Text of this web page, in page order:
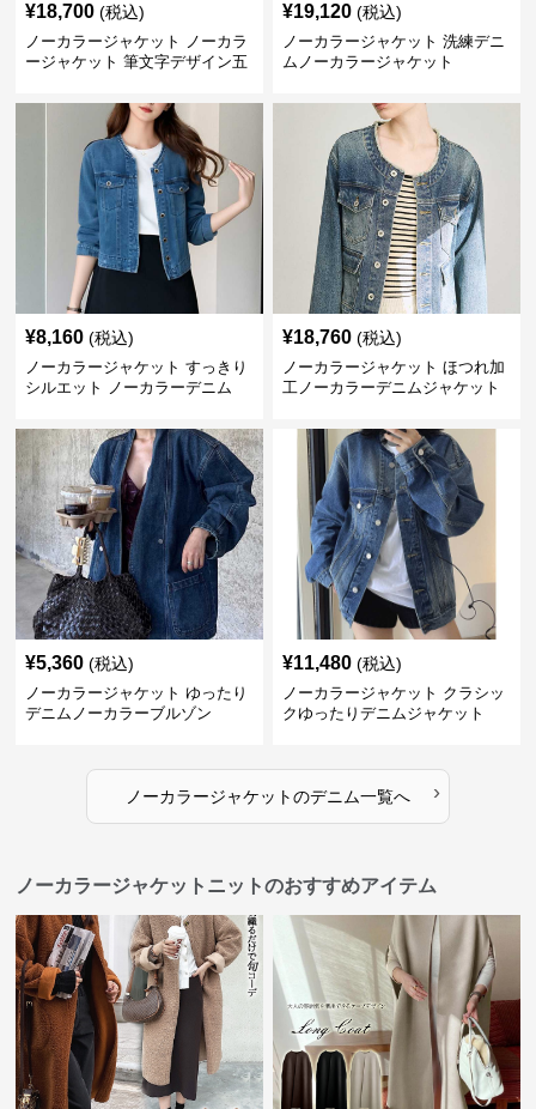
¥18,700 (税込)
ノーカラージャケット ノーカラ
ージャケット 筆文字デザイン五
¥19,120 (税込)
ノーカラージャケット 洗練デニ
ムノーカラージャケット
¥8,160 (税込)
ノーカラージャケット すっきり
シルエット ノーカラーデニム
¥18,760 (税込)
ノーカラージャケット ほつれ加
工ノーカラーデニムジャケット
¥5,360 (税込)
ノーカラージャケット ゆったり
デニムノーカラーブルゾン
¥11,480 (税込)
ノーカラージャケット クラシッ
クゆったりデニムジャケット
ノーカラージャケットのデニム一覧へ ›
ノーカラージャケットニットのおすすめアイテム